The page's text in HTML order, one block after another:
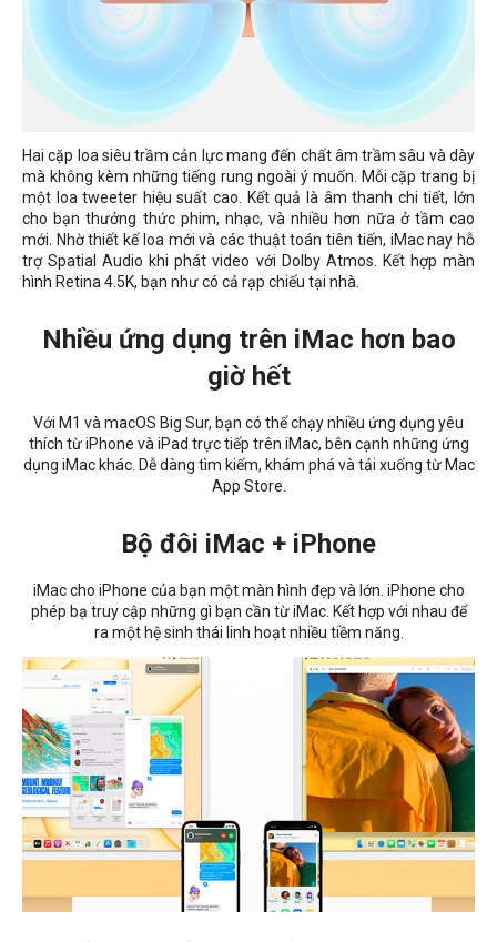
Hai cặp loa siêu trầm cản lực mang đến chất âm trầm sâu và dày
mà không kèm những tiếng rung ngoài ý muốn. Mỗi cặp trang bị
một loa tweeter hiệu suất cao. Kết quả là âm thanh chi tiết, lớn
cho bạn thưởng thức phim, nhạc, và nhiều hơn nữa ở tầm cao
mới. Nhờ thiết kế loa mới và các thuật toán tiên tiến, iMac nay hỗ
trợ Spatial Audio khi phát video với Dolby Atmos. Kết hợp màn
hình Retina 4.5K, bạn như có cả rạp chiếu tại nhà.
Nhiều ứng dụng trên iMac hơn bao
giờ hết
Với M1 và macOS Big Sur, bạn có thể chạy nhiều ứng dụng yêu
thích từ iPhone và iPad trực tiếp trên iMac, bên cạnh những ứng
dụng iMac khác. Dễ dàng tìm kiếm, khám phá và tải xuống từ Mac
App Store.
Bộ đôi iMac + iPhone
iMac cho iPhone của bạn một màn hình đẹp và lớn. iPhone cho
phép bạ truy cập những gì bạn cần từ iMac. Kết hợp với nhau để
ra một hệ sinh thái linh hoạt nhiều tiềm năng.